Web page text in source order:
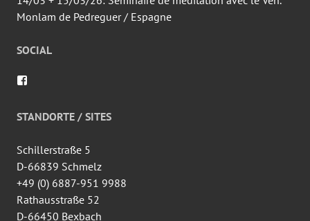
Monlam de Pedreguer / Espagne
SOCIAL
de
wingtsun.arlon
Facebook
STANDORTE / SITES
Schillerstraße 5
D-66839 Schmelz
+49 (0) 6887-951 9988
Rathausstraße 52
D-66450 Bexbach